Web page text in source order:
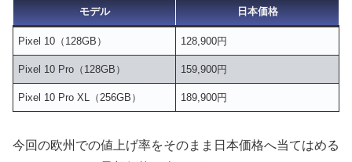
モデル 日本価格
Pixel 10（128GB） 128,900円
Pixel 10 Pro（128GB） 159,900円
Pixel 10 Pro XL（256GB） 189,900円
今回の欧州での値上げ率をそのまま日本価格へ当てはめる